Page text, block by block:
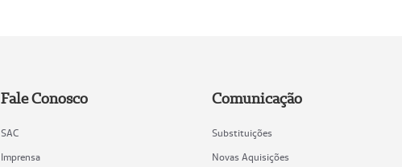
Fale Conosco
SAC
Imprensa
Comunicação
Substituições
Novas Aquisições